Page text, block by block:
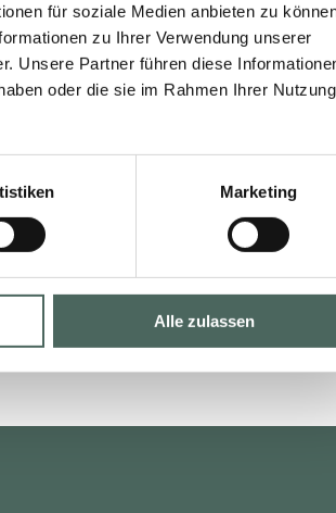
für soziale Medien anbieten zu
zu Ihrer Verwendung unserer
Unsere Partner führen diese
oder die sie im Rahmen Ihrer Nutzung
Marketing
Alle zulassen
VON
SICH
LESEN